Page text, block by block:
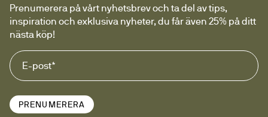
överallt.
Prenumerera på vårt nyhetsbrev och ta del av tips,
inspiration och exklusiva nyheter, du får även 25% på ditt
nästa köp!
PRENUMERERA